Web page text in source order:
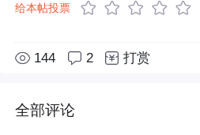
给本帖投票
144 2 打赏
全部评论